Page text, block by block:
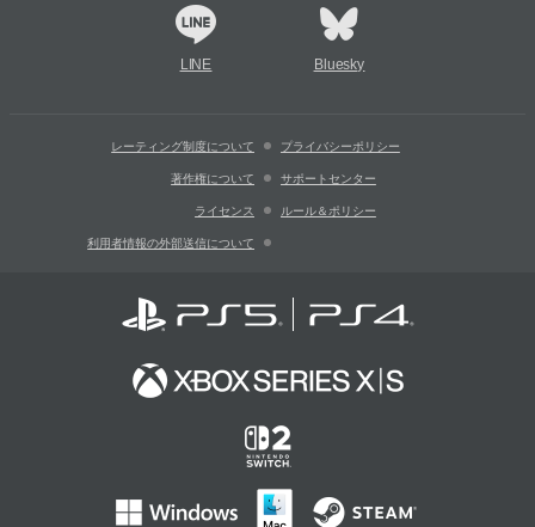
LINE Bluesky
レーティング制度について プライバシーポリシー
著作権について サポートセンター
ライセンス ルール＆ポリシー
利用者情報の外部送信について